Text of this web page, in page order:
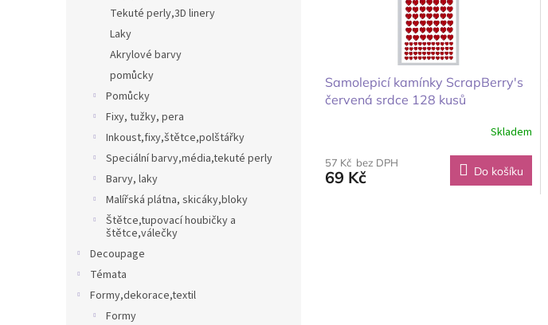
Tekuté perly,3D linery
Laky
Akrylové barvy
pomůcky
Pomůcky
Fixy, tužky, pera
Inkoust,fixy,štětce,polštářky
Speciální barvy,média,tekuté perly
Barvy, laky
Malířská plátna, skicáky,bloky
Štětce,tupovací houbičky a
štětce,válečky
Decoupage
Témata
Formy,dekorace,textil
Formy
Samolepicí kamínky ScrapBerry's
červená srdce 128 kusů
Skladem
57 Kč bez DPH
69 Kč Do košíku